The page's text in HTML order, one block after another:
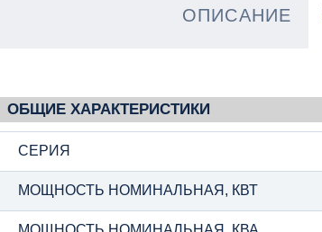
ОПИСАНИЕ
ОБЩИЕ ХАРАКТЕРИСТИКИ
СЕРИЯ
МОЩНОСТЬ НОМИНАЛЬНАЯ, КВТ